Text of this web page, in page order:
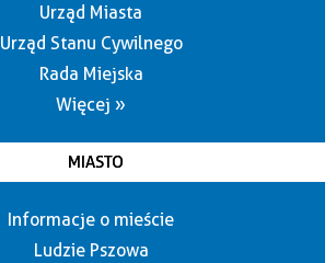
Urząd Miasta
Urząd Stanu Cywilnego
Rada Miejska
Więcej »
MIASTO
Informacje o mieście
Ludzie Pszowa